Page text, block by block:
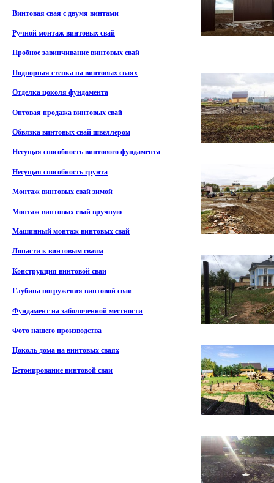
Винтовая свая с двумя винтами
Ручной монтаж винтовых свай
Пробное завинчивание винтовых свай
Подпорная стенка на винтовых сваях
Отделка цоколя фундамента
Оптовая продажа винтовых свай
Обвязка винтовых свай швеллером
Несущая способность винтового фундамента
Несущая способность грунта
Монтаж винтовых свай зимой
Монтаж винтовых свай вручную
Машинный монтаж винтовых свай
Лопасти к винтовым сваям
Конструкция винтовой сваи
Глубина погружения винтовой сваи
Фундамент на заболоченной местности
Фото нашего производства
Цоколь дома на винтовых сваях
Бетонирование винтовой сваи